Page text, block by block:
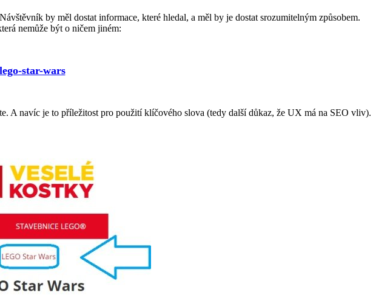
by měl dostat informace, které hledal, a měl by je dostat srozumitelným způsobem.
nemůže být o ničem jiném:
star-wars
A navíc je to příležitost pro použití klíčového slova (tedy další důkaz, že UX má na SEO vliv).